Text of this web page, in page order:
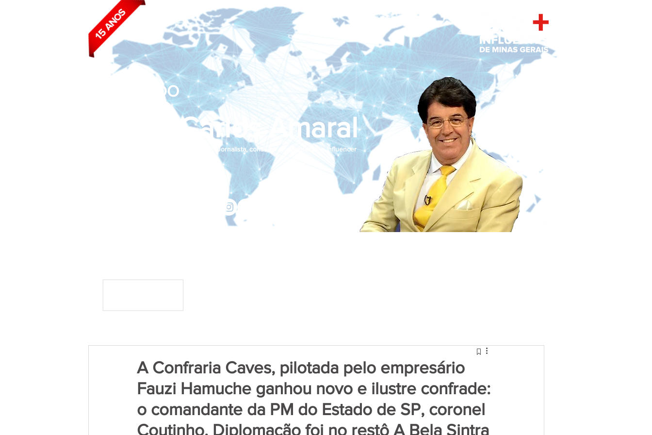
João Carlos Amaral
BLOG DO
Jornalista, consultor de empresas e influencer
A Confraria Caves, pilotada pelo empresário
Fauzi Hamuche ganhou novo e ilustre confrade:
o comandante da PM do Estado de SP, coronel
Coutinho. Diplomação foi no restô A Bela Sintra